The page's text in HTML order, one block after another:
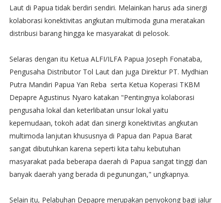
Laut di Papua tidak berdiri sendiri. Melainkan harus ada sinergi
kolaborasi konektivitas angkutan multimoda guna meratakan
distribusi barang hingga ke masyarakat di pelosok.
Selaras dengan itu Ketua ALFI/ILFA Papua Joseph Fonataba,
Pengusaha Distributor Tol Laut dan juga Direktur PT. Mydhian
Putra Mandiri Papua Yan Reba serta Ketua Koperasi TKBM
Depapre Agustinus Nyaro katakan "Pentingnya kolaborasi
pengusaha lokal dan keterlibatan unsur lokal yaitu
kepemudaan, tokoh adat dan sinergi konektivitas angkutan
multimoda lanjutan khususnya di Papua dan Papua Barat
sangat dibutuhkan karena seperti kita tahu kebutuhan
masyarakat pada beberapa daerah di Papua sangat tinggi dan
banyak daerah yang berada di pegunungan," ungkapnya.
Selain itu, Pelabuhan Depapre merupakan penyokong bagi jalur